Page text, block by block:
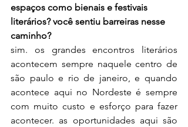
espaços como bienais e festivais
literários? você sentiu barreiras nesse
caminho?
sim. os grandes encontros literários
acontecem sempre naquele centro de
são paulo e rio de janeiro, e quando
acontece aqui no Nordeste é sempre
com muito custo e esforço para fazer
acontecer. as oportunidades aqui são